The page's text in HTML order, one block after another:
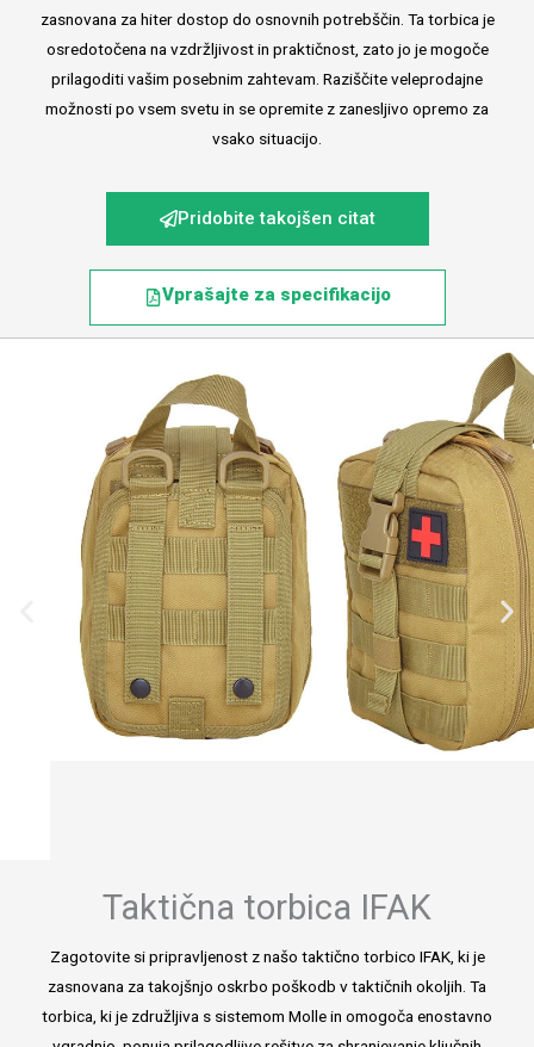
zasnovana za hiter dostop do osnovnih potrebščin. Ta torbica je
osredotočena na vzdržljivost in praktičnost, zato jo je mogoče
prilagoditi vašim posebnim zahtevam. Raziščite veleprodajne
možnosti po vsem svetu in se opremite z zanesljivo opremo za
vsako situacijo.
Pridobite takojšen citat
Vprašajte za specifikacijo
Taktična torbica IFAK
Zagotovite si pripravljenost z našo taktično torbico IFAK, ki je
zasnovana za takojšnjo oskrbo poškodb v taktičnih okoljih. Ta
torbica, ki je združljiva s sistemom Molle in omogoča enostavno